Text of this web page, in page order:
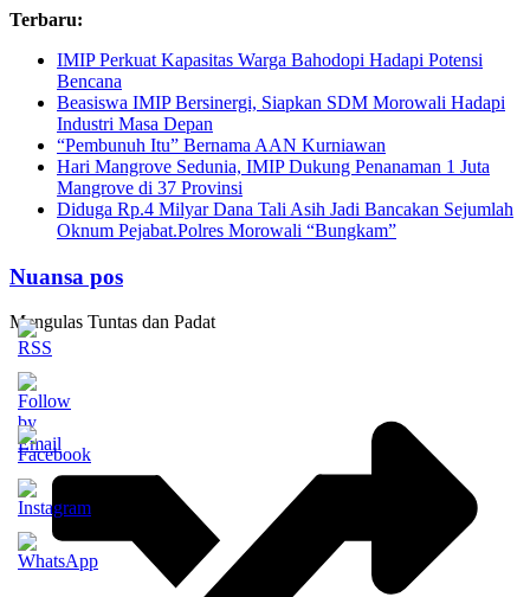
Skip
content
Terbaru:
IMIP Perkuat Kapasitas Warga Bahodopi Hadapi Potensi
Bencana
Beasiswa IMIP Bersinergi, Siapkan SDM Morowali Hadapi
Industri Masa Depan
“Pembunuh Itu” Bernama AAN Kurniawan
Hari Mangrove Sedunia, IMIP Dukung Penanaman 1 Juta
Mangrove di 37 Provinsi
Diduga Rp.4 Milyar Dana Tali Asih Jadi Bancakan Sejumlah
Oknum Pejabat.Polres Morowali “Bungkam”
Nuansa pos
Mengulas Tuntas dan Padat